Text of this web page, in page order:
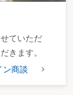
ていただ
きます。
ン商談